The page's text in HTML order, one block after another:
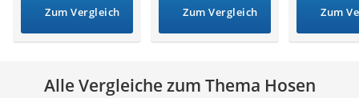
Zum Vergleich Zum Vergleich Zum
Alle Vergleiche zum Thema Hosen